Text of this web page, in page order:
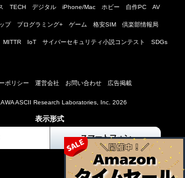
TECH デジタル iPhone/Mac ホビー 自作PC AV
プ プログラミング+ ゲーム 格安SIM 倶楽部情報局
MITTR IoT サイバーセキュリティ小説コンテスト SDGs
ポリシー 運営会社 お問い合わせ 広告掲載
ASCII Research Laboratories, Inc. 2026
表示形式
スマートフォン